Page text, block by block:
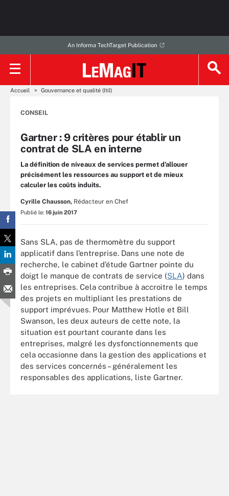
An Informa TechTarget Publication
Accueil Gouvernance et qualité (Itil)
CONSEIL
Gartner : 9 critères pour établir un
contrat de SLA en interne
La définition de niveaux de services permet d’allouer
précisément les ressources au support et de mieux
calculer les coûts induits.
Cyrille Chausson, Rédacteur en Chef
Publié le: 16 juin 2017
Sans SLA, pas de thermomètre du support
applicatif dans l’entreprise. Dans une note de
recherche, le cabinet d’étude Gartner pointe du
doigt le manque de contrats de service (SLA) dans
les entreprises. Cela contribue à accroitre le temps
des projets en multipliant les prestations de
support imprévues. Pour Matthew Hotle et Bill
Swanson, les deux auteurs de cette note, la
situation est pourtant courante dans les
entreprises, malgré les dysfonctionnements que
cela occasionne dans la gestion des applications et
des services concernés – généralement les
responsables des applications, liste Gartner.